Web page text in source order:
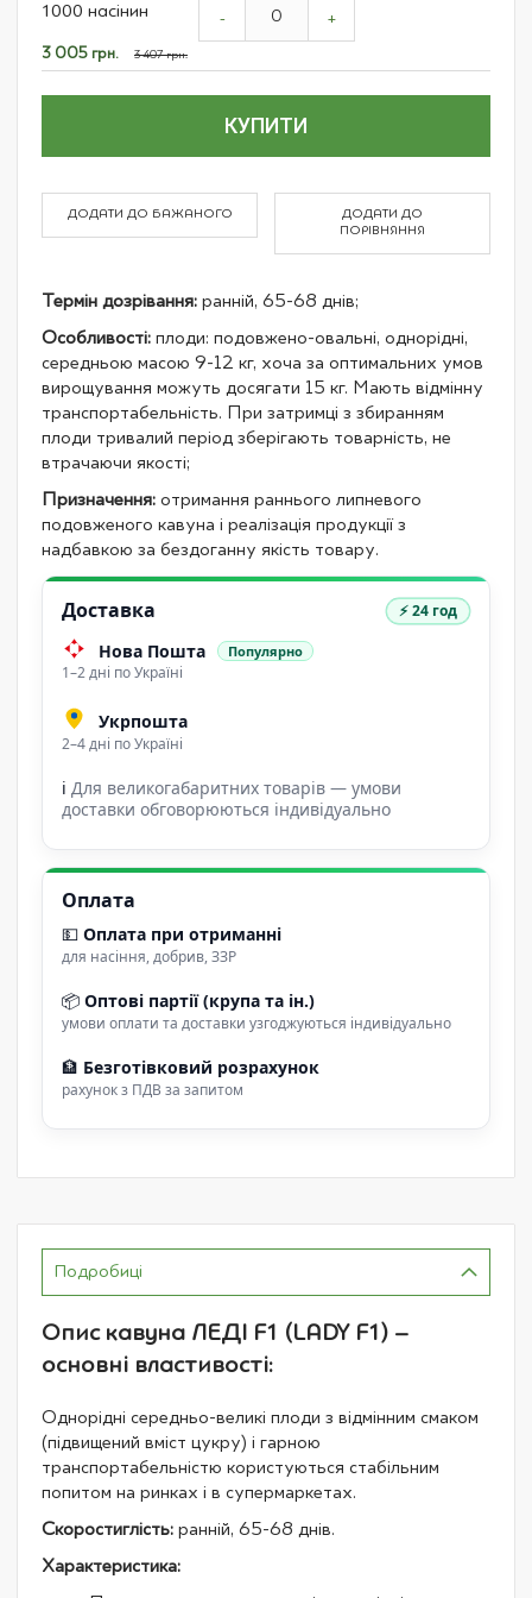
product
1000 насінин
Спеціальна
ціна
3 005 грн. 3 407 грн.
- +
КУПИТИ
ДОДАТИ ДО БАЖАНОГО
ДОДАТИ ДО
ПОРІВНЯННЯ
Термін дозрівання: ранній, 65-68 днів;
Особливості: плоди: подовжено-овальні, однорідні,
середньою масою 9-12 кг, хоча за оптимальних умов
вирощування можуть досягати 15 кг. Мають відмінну
транспортабельність. При затримці з збиранням
плоди тривалий період зберігають товарність, не
втрачаючи якості;
Призначення: отримання раннього липневого
подовженого кавуна і реалізація продукції з
надбавкою за бездоганну якість товару.
Доставка ⚡ 24 год
Нова Пошта Популярно
1–2 дні по Україні
Укрпошта
2–4 дні по Україні
ℹ Для великогабаритних товарів — умови
доставки обговорюються індивідуально
Оплата
💵 Оплата при отриманні
для насіння, добрив, ЗЗР
📦 Оптові партії (крупа та ін.)
умови оплати та доставки узгоджуються індивідуально
🏦 Безготівковий розрахунок
рахунок з ПДВ за запитом
Подробиці
Опис кавуна ЛЕДІ F1 (LADY F1) –
основні властивості:
Однорідні середньо-великі плоди з відмінним смаком
(підвищений вміст цукру) і гарною
транспортабельністю користуються стабільним
попитом на ринках і в супермаркетах.
Скоростиглість: ранній, 65-68 днів.
Характеристика: